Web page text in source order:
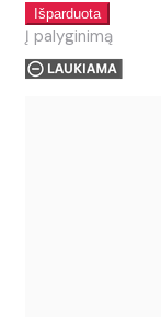
Į palyginimą